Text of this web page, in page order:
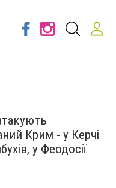
Крим - у Керчі
у Феодосії